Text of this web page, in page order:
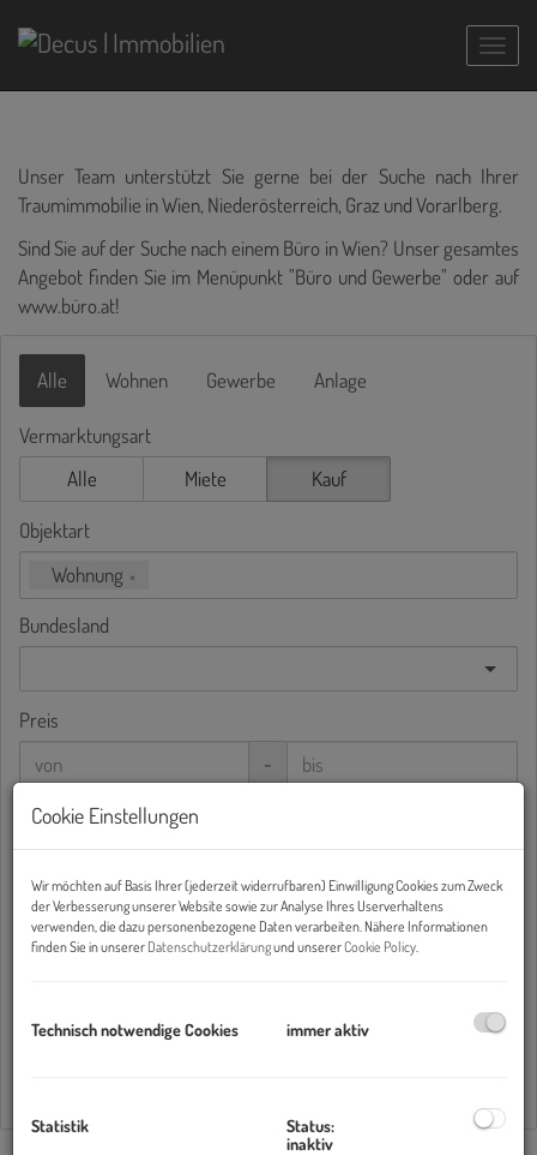
Unser Team unterstützt Sie gerne bei der Suche nach Ihrer
Traumimmobilie in Wien, Niederösterreich, Graz und Vorarlberg.
Sind Sie auf der Suche nach einem Büro in Wien? Unser gesamtes
Angebot finden Sie im Menüpunkt "Büro und Gewerbe" oder auf
www.büro.at!
Alle Wohnen Gewerbe Anlage
Vermarktungsart
Alle
Miete Kauf
Objektart
Wohnung ×
Bundesland
Preis
-
Wohnfläche (von/bis)
-
Zimmer
-
Cookie Einstellungen
Wir möchten auf Basis Ihrer (jederzeit widerrufbaren) Einwilligung Cookies zum Zweck
der Verbesserung unserer Website sowie zur Analyse Ihres Userverhaltens
verwenden, die dazu personenbezogene Daten verarbeiten. Nähere Informationen
finden Sie in unserer Datenschutzerklärungund unsererCookie Policy
Technisch notwendige Cookies immer aktiv
Statistik
Status:
inaktiv